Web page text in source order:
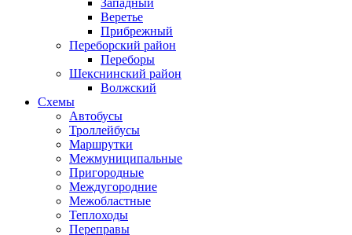
Западный
Веретье
Прибрежный
Переборский район
Переборы
Шекснинский район
Волжский
Схемы
Автобусы
Троллейбусы
Маршрутки
Межмуниципальные
Пригородные
Междугородние
Межобластные
Теплоходы
Переправы